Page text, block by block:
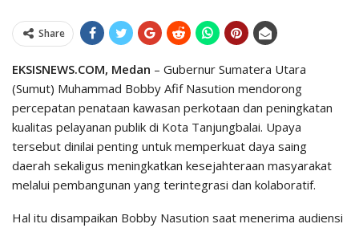
Share
EKSISNEWS.COM, Medan – Gubernur Sumatera Utara
(Sumut) Muhammad Bobby Afif Nasution mendorong
percepatan penataan kawasan perkotaan dan peningkatan
kualitas pelayanan publik di Kota Tanjungbalai. Upaya
tersebut dinilai penting untuk memperkuat daya saing
daerah sekaligus meningkatkan kesejahteraan masyarakat
melalui pembangunan yang terintegrasi dan kolaboratif.
Hal itu disampaikan Bobby Nasution saat menerima audiensi